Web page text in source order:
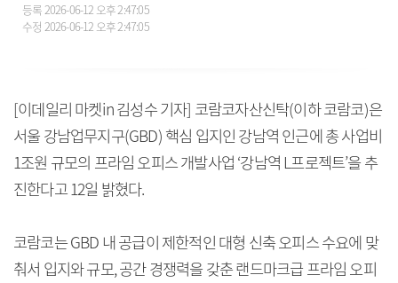
등록2026-06-12 오후 2:47:05
수정 2026-06-12 오후 2:47:05
[이데일리 마켓in 김성수 기자] 코람코자산신탁(이하 코람코)은
서울 강남업무지구(GBD) 핵심 입지인 강남역 인근에 총 사업비
1조원 규모의 프라임 오피스 개발사업 ‘강남역 L프로젝트’을 추
진한다고 12일 밝혔다.
코람코는 GBD 내 공급이 제한적인 대형 신축 오피스 수요에 맞
춰서 입지와 규모, 공간 경쟁력을 갖춘 랜드마크급 프라임 오피